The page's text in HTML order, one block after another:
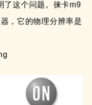
了这个问题。徕卡m9
，它的物理分辨率是